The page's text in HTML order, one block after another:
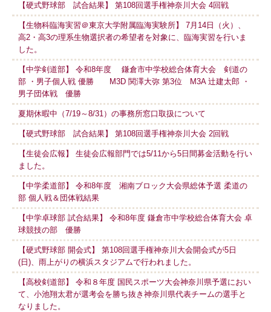
【硬式野球部 試合結果】 第108回選手権神奈川大会 4回戦
【生物科臨海実習＠東京大学附属臨海実験所】 7月14日（火）、
高2・高3の理系生物選択者の希望者を対象に、臨海実習を行いま
した。
【中学剣道部】 令和8年度 鎌倉市中学校総合体育大会 剣道の
部 ・男子個人戦 優勝 M3D 関澤大弥 第3位 M3A 辻建太郎 ・
男子団体戦 優勝
夏期休暇中（7/19～8/31）の事務所窓口取扱について
【硬式野球部 試合結果】 第108回選手権神奈川大会 2回戦
【生徒会広報】 生徒会広報部門では5/11から5日間募金活動を行い
ました。
【中学柔道部】 令和8年度 湘南ブロック大会県総体予選 柔道の
部 個人戦＆団体戦結果
【中学卓球部 試合結果】 令和8年度 鎌倉市中学校総合体育大会 卓
球競技の部 優勝
【硬式野球部 開会式】 第108回選手権神奈川大会開会式が5日
(日)、雨上がりの横浜スタジアムで行われました。
【高校剣道部】 令和８年度 国民スポーツ大会神奈川県予選におい
て、小池翔太君が選考会を勝ち抜き神奈川県代表チームの選手と
なりました。